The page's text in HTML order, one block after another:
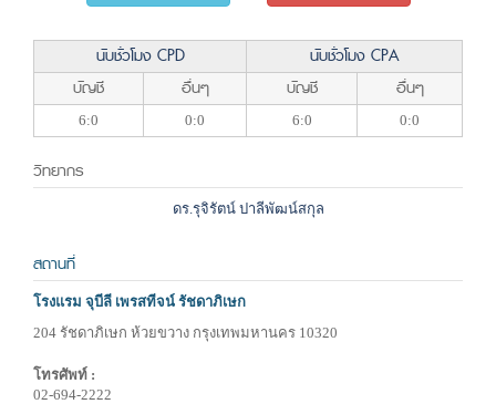
นับชั่วโมง CPD
นับชั่วโมง CPA
บัญชี
อื่นๆ บัญชี อื่นๆ
6:0 0:0 6:0 0:0
วิทยากร
ดร.รุจิรัตน์ ปาลีพัฒน์สกุล
สถานที่
โรงแรม จุบีลี เพรสทีจน์ รัชดาภิเษก
204 รัชดาภิเษก ห้วยขวาง กรุงเทพมหานคร 10320
โทรศัพท์ :
02-694-2222